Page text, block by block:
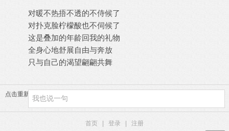
对暖不热捂不透的不侍候了
对扑克脸柠檬酸也不伺候了
这是叠加的年龄回我的礼物
全身心地舒展自由与奔放
只与自己的渴望翩翩共舞
点击重新加载
首页 登录 注册